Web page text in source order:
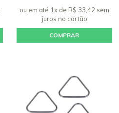
ou em até 1x de R$ 33,42 sem
juros no cartão
COMPRAR